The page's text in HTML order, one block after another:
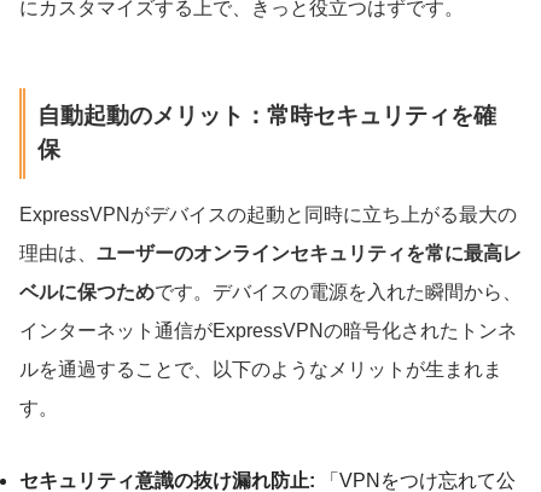
にカスタマイズする上で、きっと役立つはずです。
自動起動のメリット：常時セキュリティを確
保
ExpressVPNがデバイスの起動と同時に立ち上がる最大の
理由は、 ユーザーのオンラインセキュリティを常に最高レ
ベルに保つためです。デバイスの電源を入れた瞬間から、
インターネット通信がExpressVPNの暗号化されたトンネ
ルを通過することで、以下のようなメリットが生まれま
す。
セキュリティ意識の抜け漏れ防止: 「VPNをつけ忘れて公